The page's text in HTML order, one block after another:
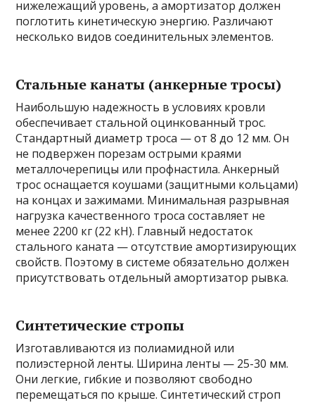
нижележащий уровень, а амортизатор должен
поглотить кинетическую энергию. Различают
несколько видов соединительных элементов.
Стальные канаты (анкерные тросы)
Наибольшую надежность в условиях кровли
обеспечивает стальной оцинкованный трос.
Стандартный диаметр троса — от 8 до 12 мм. Он
не подвержен порезам острыми краями
металлочерепицы или профнастила. Анкерный
трос оснащается коушами (защитными кольцами)
на концах и зажимами. Минимальная разрывная
нагрузка качественного троса составляет не
менее 2200 кг (22 кН). Главный недостаток
стального каната — отсутствие амортизирующих
свойств. Поэтому в системе обязательно должен
присутствовать отдельный амортизатор рывка.
Синтетические стропы
Изготавливаются из полиамидной или
полиэстерной ленты. Ширина ленты — 25-30 мм.
Они легкие, гибкие и позволяют свободно
перемещаться по крыше. Синтетический строп